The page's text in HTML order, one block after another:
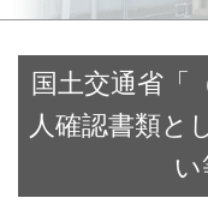
国土交通省「
人確認書類と
い